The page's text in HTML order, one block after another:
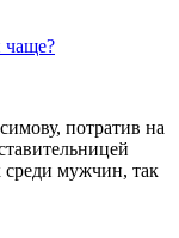
чаще?
потратив на
мужчин, так